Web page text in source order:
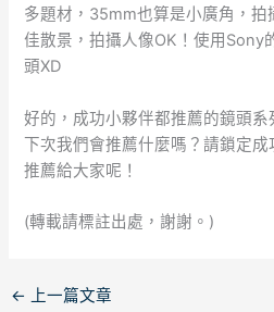
多題材，35mm也算是小廣角，拍
佳散景，拍攝人像OK！使用Sony
頭XD
好的，成功小夥伴都推薦的鏡頭
下次我們會推薦什麼嗎？請鎖定
推薦給大家呢！
(轉載請標註出處，謝謝。)
← 上一篇文章